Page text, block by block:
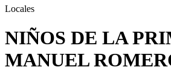
Locales
NIÑOS DE LA
MANUEL